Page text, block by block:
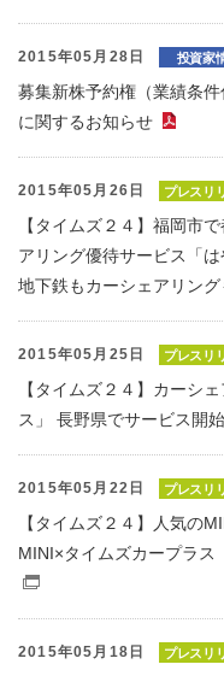
2015年05月28日 投資家
募集新株予約権（業績条
に関するお知らせ
2015年05月26日 プレスリ
【タイムズ２４】福岡市
アリング優待サービス「
地下鉄もカーシェアリン
2015年05月25日 プレスリ
【タイムズ２４】カーシ
ス」 長野県でサービス開始
2015年05月22日 プレスリ
【タイムズ２４】人気の
MINI×タイムズカープラス
2015年05月18日 プレスリ